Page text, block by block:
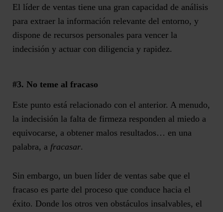
El líder de ventas tiene una gran capacidad de análisis
para extraer la información relevante del entorno, y
dispone de recursos personales para vencer la
indecisión y actuar con diligencia y rapidez.
#3. No teme al fracaso
Este punto está relacionado con el anterior. A menudo,
la indecisión la falta de firmeza responden al miedo a
equivocarse, a obtener malos resultados… en una
palabra, a fracasar.
Sin embargo, un buen líder de ventas sabe que el
fracaso es parte del proceso que conduce hacia el
éxito. Donde los otros ven obstáculos insalvables, el